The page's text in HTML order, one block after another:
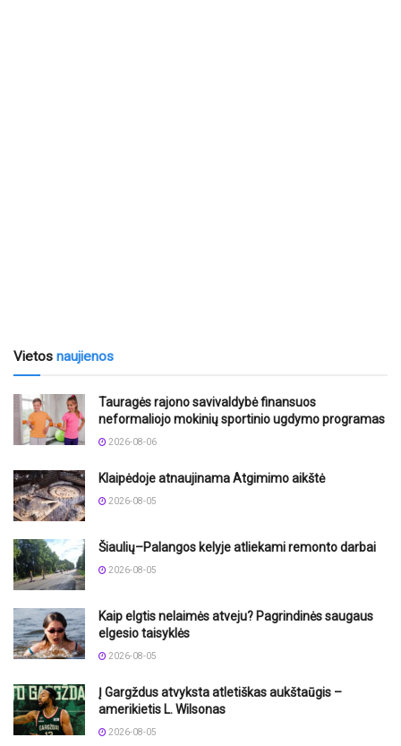
Vietos naujienos
Tauragės rajono savivaldybė finansuos
neformaliojo mokinių sportinio ugdymo programas
2026-08-06
Klaipėdoje atnaujinama Atgimimo aikštė
2026-08-05
Šiaulių–Palangos kelyje atliekami remonto darbai
2026-08-05
Kaip elgtis nelaimės atveju? Pagrindinės saugaus
elgesio taisyklės
2026-08-05
Į Gargždus atvyksta atletiškas aukštaūgis –
amerikietis L. Wilsonas
2026-08-05